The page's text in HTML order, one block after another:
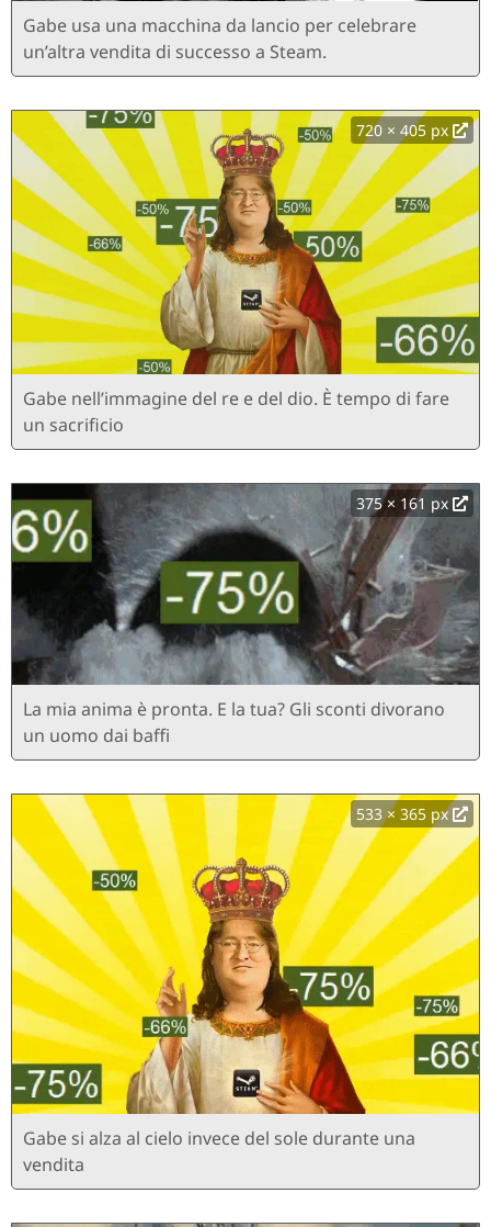
Gabe usa una macchina da lancio per celebrare
un’altra vendita di successo a Steam.
720 × 405 px
Gabe nell’immagine del re e del dio. È tempo di fare
un sacrificio
375 × 161 px
La mia anima è pronta. E la tua? Gli sconti divorano
un uomo dai baffi
533 × 365 px
Gabe si alza al cielo invece del sole durante una
vendita